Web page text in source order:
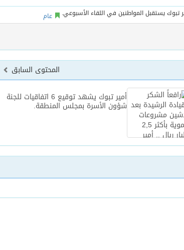
عام
المحتوى السابق
أمير تبوك يشهد توقيع 6 اتفاقيات للجنة
شؤون الأسرة بمجلس المنطقة.